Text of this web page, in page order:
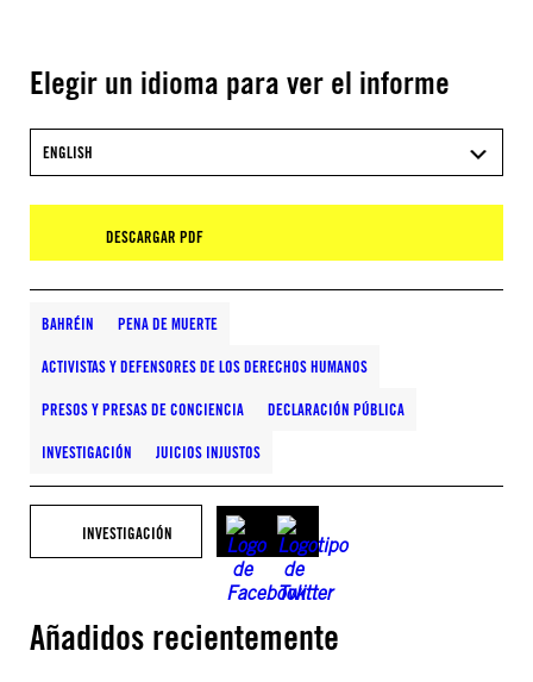
Elegir un idioma para ver el informe
ENGLISH
DESCARGAR PDF
BAHRÉIN PENA DE MUERTE
ACTIVISTAS Y DEFENSORES DE LOS DERECHOS HUMANOS
PRESOS Y PRESAS DE CONCIENCIA DECLARACIÓN PÚBLICA
INVESTIGACIÓN JUICIOS INJUSTOS
INVESTIGACIÓN
Añadidos recientemente